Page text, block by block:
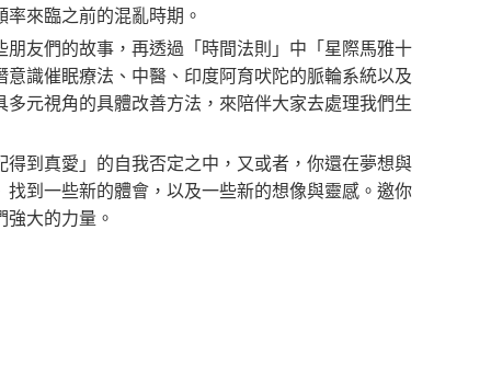
來臨之前的混亂時期。
友們的故事，再透過「時間法則」中「星際馬雅十
識催眠療法、中醫、印度阿育吠陀的脈輪系統以及
元視角的具體改善方法，來陪伴大家去處理我們生
到真愛」的自我否定之中，又或者，你還在夢想與
到一些新的體會，以及一些新的想像與靈感。邀你
大的力量。